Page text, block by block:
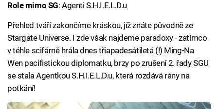
Role mimo SG: Agenti S.H.I.E.L.D.u
Přehled tváří zakončíme kráskou, jíž znáte původně ze
Stargate Universe. I zde však najdeme paradoxy - zatímco
v téhle scifárně hrála dnes třiapadesátiletá (!) Ming-Na
Wen pacifistickou diplomatku, brzy po zrušení 2. řady SGU
se stala Agentkou S.H.I.E.L.D.u, která rozdává rány na
potkání!